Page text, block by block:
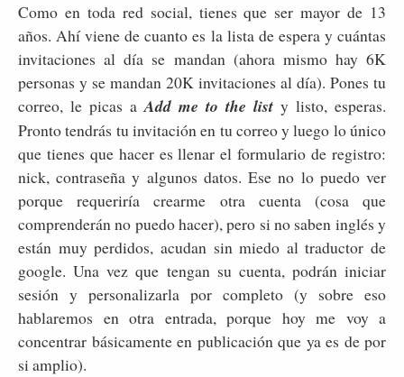
Como en toda red social, tienes que ser mayor de 13
años. Ahí viene de cuanto es la lista de espera y cuántas
invitaciones al día se mandan (ahora mismo hay 6K
personas y se mandan 20K invitaciones al día). Pones tu
correo, le picas aAdd me to the list y listo, esperas.
Pronto tendrás tu invitación en tu correo y luego lo único
que tienes que hacer es llenar el formulario de registro:
nick, contraseña y algunos datos. Ese no lo puedo ver
porque requeriría crearme otra cuenta (cosa que
comprenderán no puedo hacer), pero si no saben inglés y
están muy perdidos, acudan sin miedo al traductor de
google. Una vez que tengan su cuenta, podrán iniciar
sesión y personalizarla por completo (y sobre eso
hablaremos en otra entrada, porque hoy me voy a
concentrar básicamente en publicación que ya es de por
si amplio).